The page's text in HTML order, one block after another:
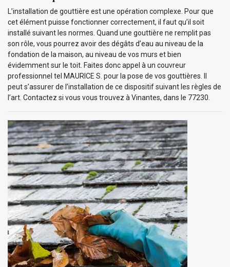
L’installation de gouttière est une opération complexe. Pour que
cet élément puisse fonctionner correctement, il faut qu’il soit
installé suivant les normes. Quand une gouttière ne remplit pas
son rôle, vous pourrez avoir des dégâts d’eau au niveau de la
fondation de la maison, au niveau de vos murs et bien
évidemment sur le toit. Faites donc appel à un couvreur
professionnel tel MAURICE S. pour la pose de vos gouttières. Il
peut s’assurer de l’installation de ce dispositif suivant les règles de
l’art. Contactez si vous vous trouvez à Vinantes, dans le 77230.